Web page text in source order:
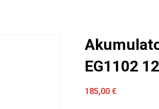
EG1102
185,00€